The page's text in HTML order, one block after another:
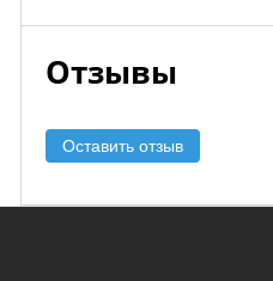
Отзывы
Оставить отзыв